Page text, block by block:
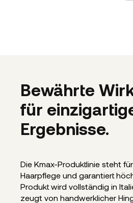
Bewährte
für
Ergebnisse.
Die Kmax-Produktlinie steht
Haarpflege und garantiert
Produkt wird vollständig in
zeugt von handwerklicher